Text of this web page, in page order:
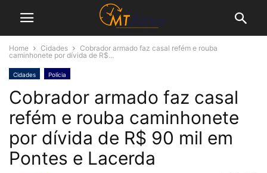
Home Cidades
Cobrador armado faz casal refém e rouba
caminhonete por dívida de R$...
Cidades Polícia
Cobrador armado faz casal
refém e rouba caminhonete
por dívida de R$ 90 mil em
Pontes e Lacerda